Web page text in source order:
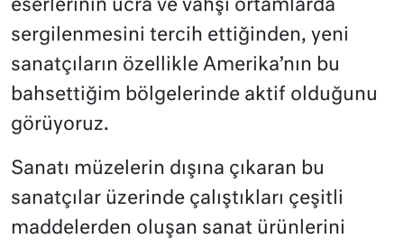
eserlerinin ücra ve vahşi ortamlarda
sergilenmesini tercih ettiğinden, yeni
sanatçıların özellikle Amerika’nın bu
bahsettiğim bölgelerinde aktif olduğunu
görüyoruz.
Sanatı müzelerin dışına çıkaran bu
sanatçılar üzerinde çalıştıkları çeşitli
maddelerden oluşan sanat ürünlerini